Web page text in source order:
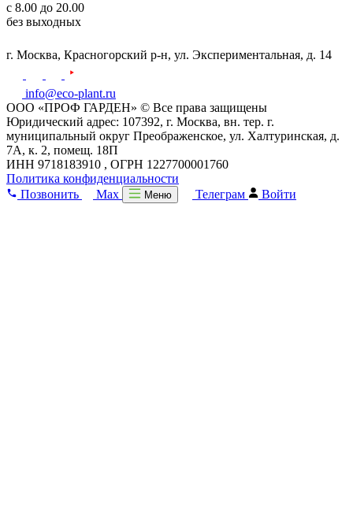
с 8.00 до 20.00
без выходных
г. Москва, Красногорский р-н, ул. Экспериментальная, д. 14
info@eco-plant.ru
ООО «ПРОФ ГАРДЕН» © Все права защищены
Юридический адрес: 107392, г. Москва, вн. тер. г.
муниципальный округ Преображенское, ул. Халтуринская, д.
7А, к. 2, помещ. 18П
ИНН 9718183910 , ОГРН 1227700001760
Политика конфиденциальности
Позвонить
Max Меню Телеграм Войти